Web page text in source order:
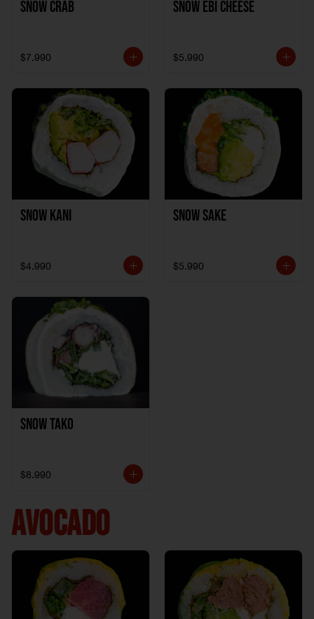
Snow Crab
$7.990
Snow Ebi Cheese
$5.990
Snow Kani
$4.990
Snow Sake
$5.990
Snow Tako
$8.990
AVOCADO